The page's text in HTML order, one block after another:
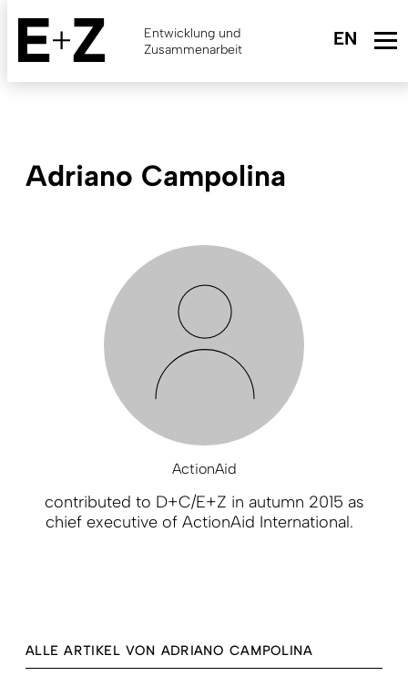
Skip
main
content
Entwicklung und
Zusammenarbeit
Adriano Campolina
ActionAid
contributed to D+C/E+Z in autumn 2015 as
chief executive of ActionAid International.
ALLE ARTIKEL VON ADRIANO CAMPOLINA